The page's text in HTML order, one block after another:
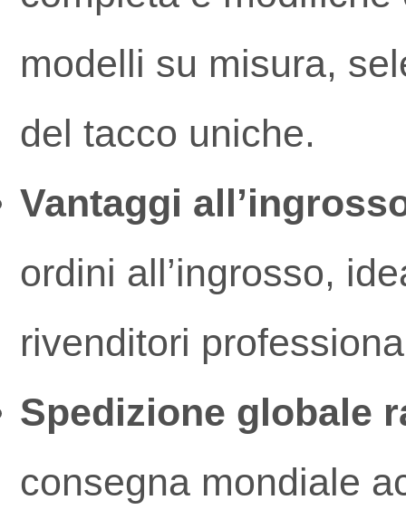
modelli su misura,
del tacco uniche.
Vantaggi
ordini all’ingrosso,
rivenditori
Spedizione globale
consegna mondiale